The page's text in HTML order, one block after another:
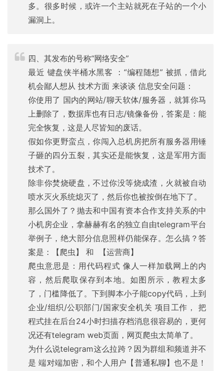
多。很多时候，或许一个主站就死在子站的一个小
漏洞上。
四、其发布的号称“网络安全”
最近 键盘侠半桶水黑客 ：“编程随想” 被抓，借此
机会鄙人想从 技术方面 来谈谈 信息安全问题：
你使用了 国内的网站/聊天软体/服务器，就算你马
上删除了，数据库也有日志/镜像备份，答案是：能
完全恢复，这是人尽皆知的废话。
假如你更野蛮点，你闯入总机房把所有服务器用锤
子砸的四分五裂，其实还是能恢复，这是军用方面
技术了。
除非你焚烧硬盘，不过你没等烧成渣，火就被自动
喷水灭火系统熄灭了，然后你也被按倒在地下了。
那么国外了？抛去和中国有资本合作支持关系的中
小机房企业，拿赫赫有名的独立自由telegram平台
举例子，绝大部分信息照样仍能保存。怎么搞？答
案是：【爬虫】 和 【运营商】
爬虫意思是：用代码程式 像人一样加载网上的内
容，然后爬取保存到本地。如图所示，教程太多
了，门槛降低了。下到脚本小子能copy代码，上到
企业/组织/公职部门/国家安全机关 项目工作， 把
程式挂在后台24小时扫描存档消息很容易的，更何
况还有telegram web页面，网页爬虫太简单了。
为什么说telegram这么拉跨？因为群组和频道并不
是 端对端加密，和个人用户【普通私聊】也不是！